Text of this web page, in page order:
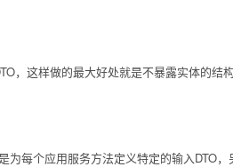
，这样做的最大好处就是不暴露实体的结构
每个应用服务方法定义特定的输入DTO